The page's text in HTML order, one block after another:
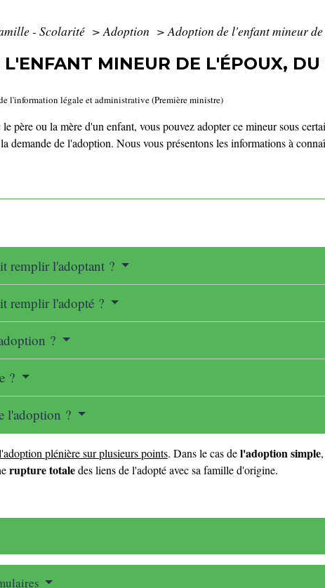
- Scolarité > Adoption > Adoption de l'enfant mineur
MINEUR DE L'ÉPOUX,
l'information légale et administrative (Première ministre)
le père ou la mère d'un enfant, vous pouvez adopter ce mineur sous
demande de l'adoption. Nous vous présentons les informations à
remplir l'adoptant ?
remplir l'adopté ?
?
?
l'adoption ?
plénière sur plusieurs points. Dans le cas del'adoption simple
rupture totaledes liens de l'adopté avec sa famille d'origine.